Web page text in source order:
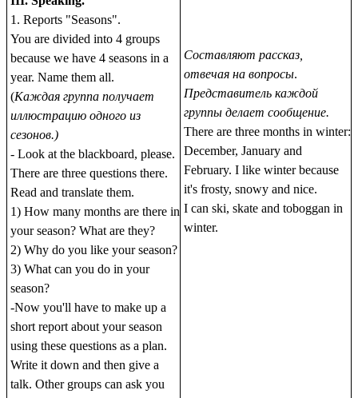
1. Reports "Seasons".
You are divided into 4 groups
because we have 4 seasons in a
year. Name them all.
(Каждая группа получает
иллюстрацию одного из
сезонов.)
- Look at the blackboard, please.
There are three questions there.
Read and translate them.
1) How many months are there in
your season? What are they?
2) Why do you like your season?
3) What can you do in your
season?
-Now you'll have to make up a
short report about your season
using these questions as a plan.
Write it down and then give a
talk. Other groups can ask you
Составляют рассказ,
отвечая на вoпpocы.
Представитель каждой
группы делает сообщение.
There are three months in winter:
December, January and
February. I like winter because
it's frosty, snowy and nice.
I can ski, skate and toboggan in
winter.